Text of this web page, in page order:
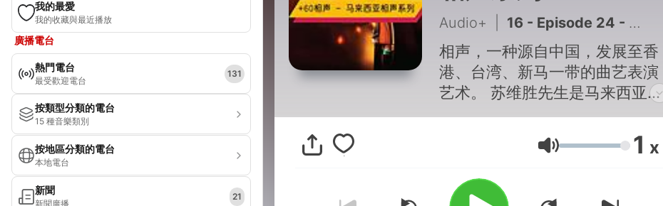
我的最愛
我的收藏與最近播放
廣播電台
熱門電台
最受歡迎電台
131
按類型分類的電台
15 種音樂類別
按地區分類的電台
本地電台
新聞
新聞廣播
21
Audio+ 16 - Episode 24 - 《论捧逗》: +60相声 - 马来西亚相声系列
相声，一种源自中国，发展至香
港、台湾、新马一带的曲艺表演
艺术。 苏维胜先生是马来西亚相
声之父姚新光先生的徒弟，中国
相声大师马季的第三代传人，从
事相声活动二十余年，是本地相
声界活跃的相声演员与相声作
家。
音量 1 x